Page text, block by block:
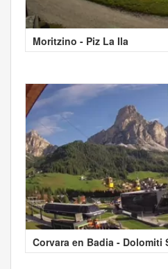
Moritzino - Piz La Ila
Corvara en Badia - Dolomiti